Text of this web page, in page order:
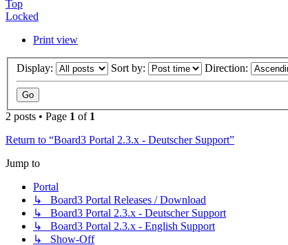
Top
Locked
Print view
Display: Sort by: Direction:
2 posts • Page 1 of 1
Return to “Board3 Portal 2.3.x - Deutscher Support”
Jump to
Portal
↳ Board3 Portal Releases / Download
↳ Board3 Portal 2.3.x - Deutscher Support
↳ Board3 Portal 2.3.x - English Support
↳ Show-Off